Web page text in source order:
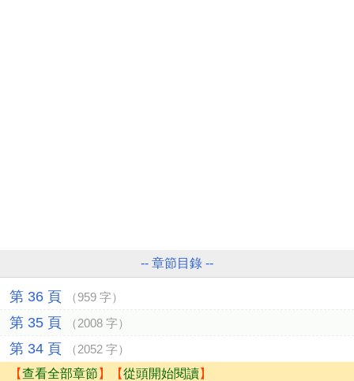
-- 章節目錄 --
第 36 頁 （959 字）
第 35 頁 （2008 字）
第 34 頁 （2052 字）
【查看全部章節 】【從頭開始閱讀】